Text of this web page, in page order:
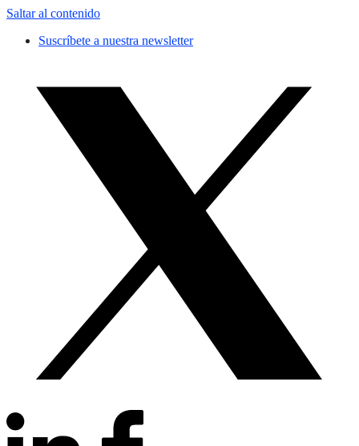
Saltar al contenido
Suscríbete a nuestra newsletter